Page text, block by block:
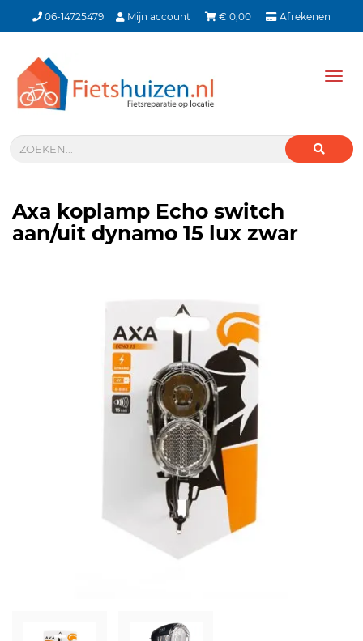
06-14725479 Mijn account € 0,00 Afrekenen
Axa koplamp Echo switch
aan/uit dynamo 15 lux zwar